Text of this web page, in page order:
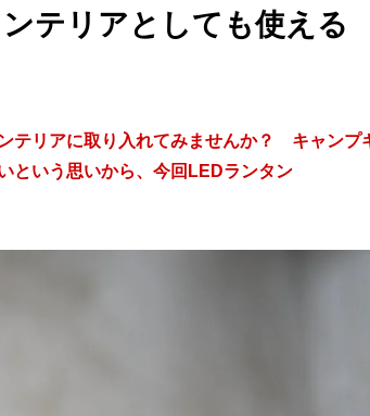
テリアとしても使える
テリアに取り入れてみませんか？ キャンプ
という思いから、今回LEDランタン